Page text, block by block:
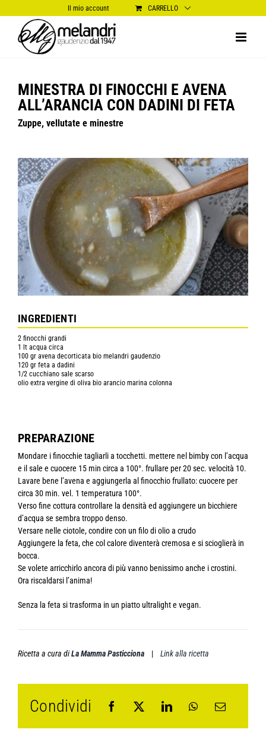
al
contenuto
Il mio account CARRELLO
MINESTRA DI FINOCCHI E AVENA
ALL’ARANCIA CON DADINI DI FETA
Zuppe, vellutate e minestre
INGREDIENTI
2 finocchi grandi
1 lt acqua circa
100 gr avena decorticata bio melandri gaudenzio
120 gr feta a dadini
1/2 cucchiano sale scarso
olio extra vergine di oliva bio arancio marina colonna
PREPARAZIONE
Mondare i finocchie tagliarli a tocchetti. mettere nel bimby con l’acqua
e il sale e cuocere 15 min circa a 100°. frullare per 20 sec. velocità 10.
Lavare bene l’avena e aggiungerla al finocchio frullato: cuocere per
circa 30 min. vel. 1 temperatura 100°.
Verso fine cottura controllare la densità ed aggiungere un bicchiere
d’acqua se sembra troppo denso.
Versare nelle ciotole, condire con un filo di olio a crudo
Aggiungere la feta, che col calore diventerà cremosa e si scioglierà in
bocca.
Se volete arricchirlo ancora di più vanno benissimo anche i crostini.
Ora riscaldarsi l’anima!
Senza la feta si trasforma in un piatto ultralight e vegan.
Ricetta a cura diLa Mamma Pasticciona| Link alla ricetta
Condividi